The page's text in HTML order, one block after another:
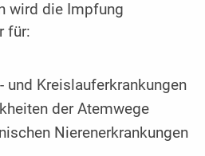
wird die Impfung
für:
und Kreislauferkrankungen
der Atemwege
Nierenerkrankungen